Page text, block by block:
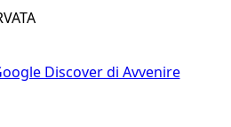
Discover di Avvenire